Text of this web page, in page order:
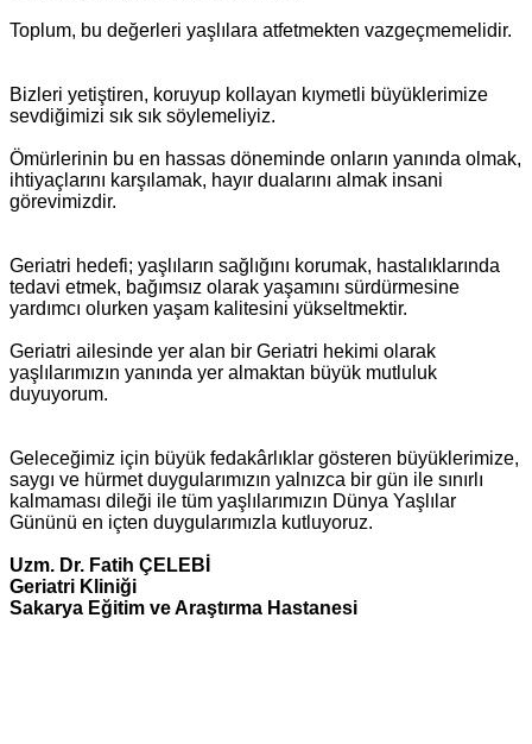
Toplum, bu değerleri yaşlılara atfetmekten vazgeçmemelidir.
Bizleri yetiştiren, koruyup kollayan kıymetli büyüklerimize
sevdiğimizi sık sık söylemeliyiz.
Ömürlerinin bu en hassas döneminde onların yanında olmak,
ihtiyaçlarını karşılamak, hayır dualarını almak insani
görevimizdir.
Geriatri hedefi; yaşlıların sağlığını korumak, hastalıklarında
tedavi etmek, bağımsız olarak yaşamını sürdürmesine
yardımcı olurken yaşam kalitesini yükseltmektir.
Geriatri ailesinde yer alan bir Geriatri hekimi olarak
yaşlılarımızın yanında yer almaktan büyük mutluluk
duyuyorum.
Geleceğimiz için büyük fedakârlıklar gösteren büyüklerimize,
saygı ve hürmet duygularımızın yalnızca bir gün ile sınırlı
kalmaması dileği ile tüm yaşlılarımızın Dünya Yaşlılar
Gününü en içten duygularımızla kutluyoruz.
Uzm. Dr. Fatih ÇELEBİ
Geriatri Kliniği
Sakarya Eğitim ve Araştırma Hastanesi